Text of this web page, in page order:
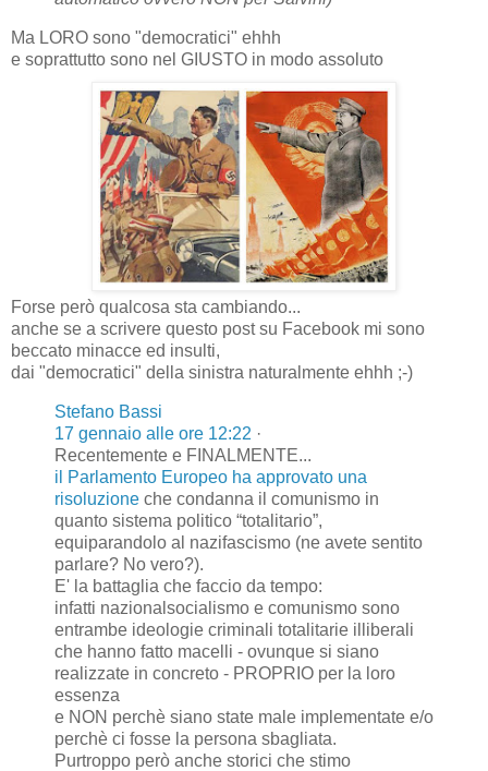
Ma LORO sono "democratici" ehhh
e soprattutto sono nel GIUSTO in modo assoluto
Forse però qualcosa sta cambiando...
anche se a scrivere questo post su Facebook mi sono
beccato minacce ed insulti,
dai "democratici" della sinistra naturalmente ehhh ;-)
Stefano Bassi
17 gennaio alle ore 12:22 ·
Recentemente e FINALMENTE...
il Parlamento Europeo ha approvato una
risoluzione che condanna il comunismo in
quanto sistema politico “totalitario”,
equiparandolo al nazifascismo (ne avete sentito
parlare? No vero?).
E' la battaglia che faccio da tempo:
infatti nazionalsocialismo e comunismo sono
entrambe ideologie criminali totalitarie illiberali
che hanno fatto macelli - ovunque si siano
realizzate in concreto - PROPRIO per la loro
essenza
e NON perchè siano state male implementate e/o
perchè ci fosse la persona sbagliata.
Purtroppo però anche storici che stimo